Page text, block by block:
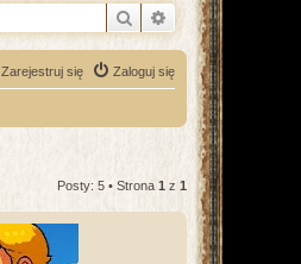
Szukaj Wyszukiwanie
Zaloguj się
Zarejestruj się
Posty: 5 • Strona 1 z 1